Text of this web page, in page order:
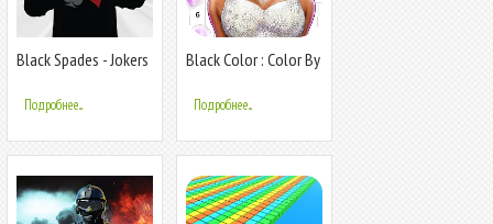
Black Spades - Jokers
Подробнее...
Black Color : Color By
Подробнее...